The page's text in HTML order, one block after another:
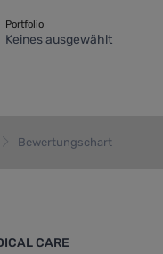
Portfolio
Keines ausgewählt
Bewertungschart
CARE